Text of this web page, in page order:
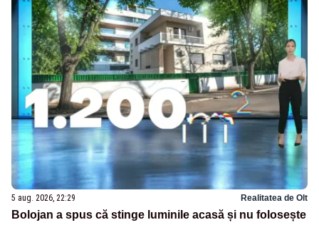
5 aug. 2026, 22:29 Realitatea de Olt
Bolojan a spus că stinge luminile acasă și nu folosește